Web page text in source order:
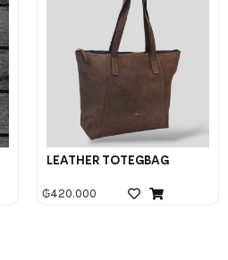
LEATHER TOTEGBAG
₲420.000